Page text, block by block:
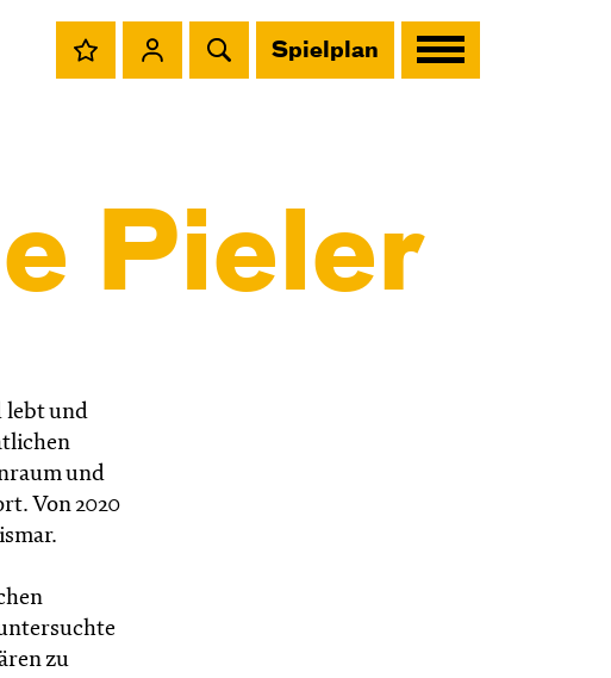
Spielplan
Pieler
lebt und
und
Von 2020
zu